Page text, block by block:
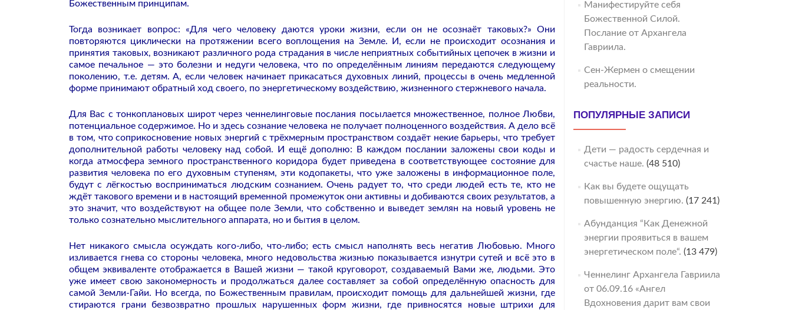
Божественным принципам.
Тогда возникает вопрос: «Для чего человеку даются уроки жизни, если он не осознаёт таковых?» Они
повторяются циклически на протяжении всего воплощения на Земле. И, если не происходит осознания и
принятия таковых, возникают различного рода страдания в числе неприятных событийных цепочек в жизни и
самое печальное — это болезни и недуги человека, что по определённым линиям передаются следующему
поколению, т.е. детям. А, если человек начинает прикасаться духовных линий, процессы в очень медленной
форме принимают обратный ход своего, по энергетическому воздействию, жизненного стержневого начала.
Для Вас с тонкоплановых широт через ченнелинговые послания посылается множественное, полное Любви,
потенциальное содержимое. Но и здесь сознание человека не получает полноценного воздействия. А дело всё
в том, что соприкосновение новых энергий с трёхмерным пространством создаёт некие барьеры, что требует
дополнительной работы человеку над собой. И ещё дополню: В каждом послании заложены свои коды и
когда атмосфера земного пространственного коридора будет приведена в соответствующее состояние для
развития человека по его духовным ступеням, эти кодопакеты, что уже заложены в информационное поле,
будут с лёгкостью восприниматься людским сознанием. Очень радует то, что среди людей есть те, кто не
ждёт такового времени и в настоящий временной промежуток они активны и добиваются своих результатов, а
это значит, что воздействуют на общее поле Земли, что собственно и выведет землян на новый уровень не
только сознательно мыслительного аппарата, но и бытия в целом.
Нет никакого смысла осуждать кого-либо, что-либо; есть смысл наполнять весь негатив Любовью. Много
изливается гнева со стороны человека, много недовольства жизнью показывается изнутри сутей и всё это в
общем эквиваленте отображается в Вашей жизни — такой круговорот, создаваемый Вами же, людьми. Это
уже имеет свою закономерность и продолжаться далее составляет за собой определённую опасность для
самой Земли-Гайи. Но всегда, по Божественным правилам, происходит помощь для дальнейшей жизни, где
стираются грани безвозвратно прошлых нарушенных форм жизни, где привносятся новые штрихи для
Манифестируйте себя
Божественной Силой.
Послание от Архангела
Гавриила.
Сен-Жермен о смещении
реальности.
ПОПУЛЯРНЫЕ ЗАПИСИ
Дети — радость сердечная и
счастье наше. (48 510)
Как вы будете ощущать
повышенную энергию. (17 241)
Абунданция “Как Денежной
энергии проявиться в вашем
энергетическом поле“. (13 479)
Ченнелинг Архангела Гавриила
от 06.09.16 «Ангел
Вдохновения дарит вам свои